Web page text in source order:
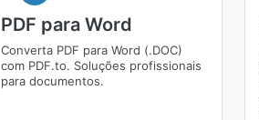
PDF para Word
Converta PDF para Word (.DOC)
com PDF.to. Soluções profissionais
para documentos.